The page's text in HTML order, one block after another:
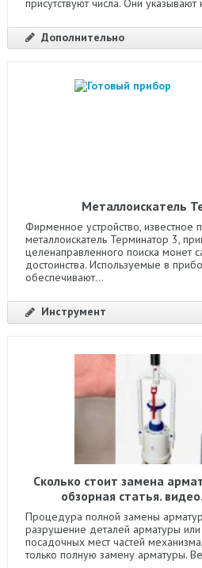
Дополнительно
Металлоискатель
Фирменное устройство, известное
металлоискатель Терминатор 3,
целенаправленного поиска монет
достоинства. Используемые в
обеспечивают...
Инструмент
Сколько стоит замена
обзорная статья.
Процедура полной замены
разрушение деталей арматуры или
посадочных мест частей
только полную замену арматуры.